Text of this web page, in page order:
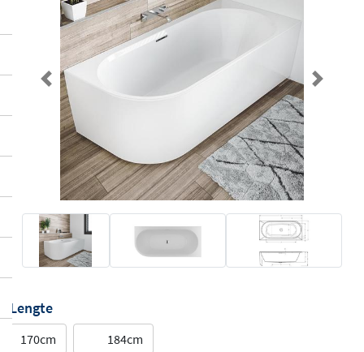
Previous Next
Lengte
170cm 184cm